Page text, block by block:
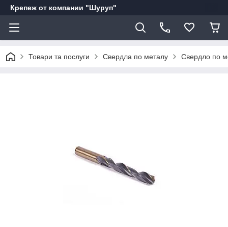
Крепеж от компании "Шуруп"
Товари та послуги Свердла по металу Свердло по